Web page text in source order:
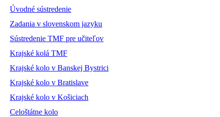
Úvodné sústredenie
Zadania v slovenskom jazyku
Sústredenie TMF pre učiteľov
Krajské kolá TMF
Krajské kolo v Banskej Bystrici
Krajské kolo v Bratislave
Krajské kolo v Košiciach
Celoštátne kolo